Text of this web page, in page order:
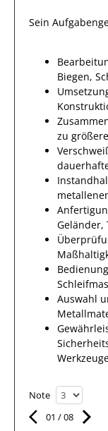
Sein
Biegen,
zu
Geländer,
Auswahl
Note
01 /08